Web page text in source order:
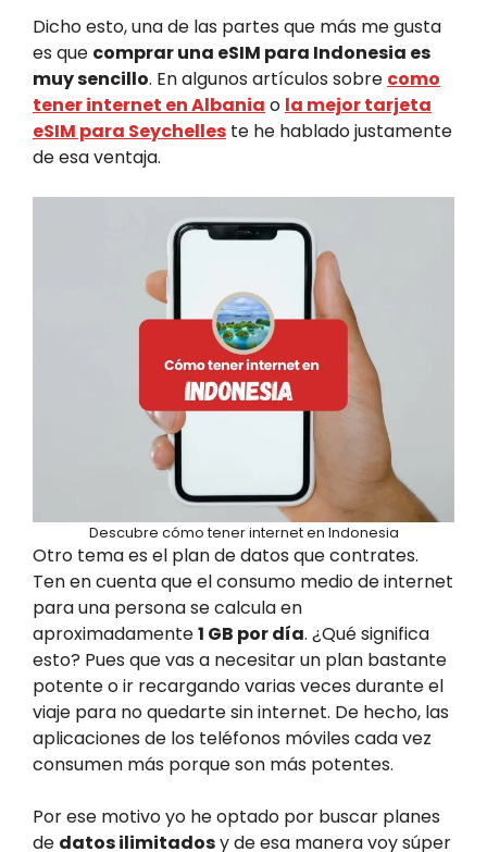
Dicho esto, una de las partes que más me gusta
es que comprar una eSIM para Indonesia es
muy sencillo. En algunos artículos sobre como
tener internet en Albania o la mejor tarjeta
eSIM para Seychelles te he hablado justamente
de esa ventaja.
Descubre cómo tener internet en Indonesia
Otro tema es el plan de datos que contrates.
Ten en cuenta que el consumo medio de internet
para una persona se calcula en
aproximadamente1 GB por día. ¿Qué significa
esto? Pues que vas a necesitar un plan bastante
potente o ir recargando varias veces durante el
viaje para no quedarte sin internet. De hecho, las
aplicaciones de los teléfonos móviles cada vez
consumen más porque son más potentes.
Por ese motivo yo he optado por buscar planes
de datos ilimitadosy de esa manera voy súper